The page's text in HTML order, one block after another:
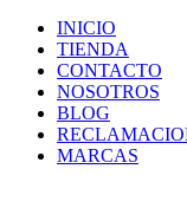
INICIO
TIENDA
CONTACTO
NOSOTROS
BLOG
MARCAS